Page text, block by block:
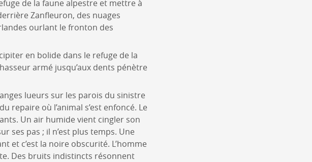
de la faune alpestre et mettre à
Zanfleuron, des nuages
ourlant le fronton des
en bolide dans le refuge de la
armé jusqu’aux dents pénètre
lueurs sur les parois du sinistre
repaire où l’animal s’est enfoncé. Le
Un air humide vient cingler son
ses pas ; il n’est plus temps. Une
et c’est la noire obscurité. L’homme
Des bruits indistincts résonnent